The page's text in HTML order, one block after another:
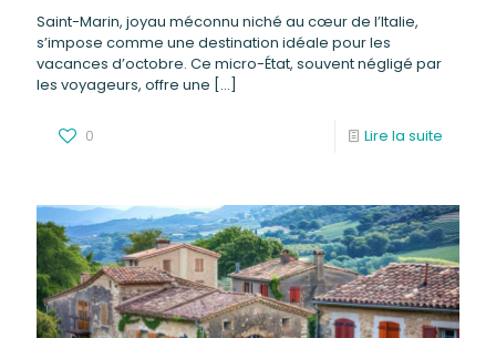
Saint-Marin, joyau méconnu niché au cœur de l’Italie,
s’impose comme une destination idéale pour les
vacances d’octobre. Ce micro-État, souvent négligé par
les voyageurs, offre une […]
0 Lire la suite